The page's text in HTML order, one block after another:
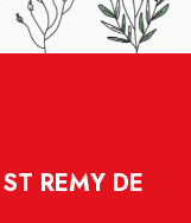
REMY DE